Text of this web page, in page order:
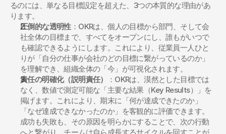
るのには、単なる目標設定を超えた、3つの本質的な理由があ
ります。
圧倒的な透明性：OKRは、個人の目標から部門、そして会
社全体の目標まで、すべてをオープンにし、誰もがいつで
も確認できるようにします。これにより、従業員一人ひと
りが「自分の仕事が会社のどの目標に繋がっているのか」
を理解でき、組織全体の「今」が可視化されます。
責任の明確化（説明責任）
：OKRは、漠然とした目標では
なく、数値で測定可能な「主要な結果（Key Results）」を
掲げます。これにより、期末に「何が達成できたのか」
「なぜ達成できなかったのか」を客観的に評価できます。
成功も失敗も、その原因を明らかにすることで、次の行動